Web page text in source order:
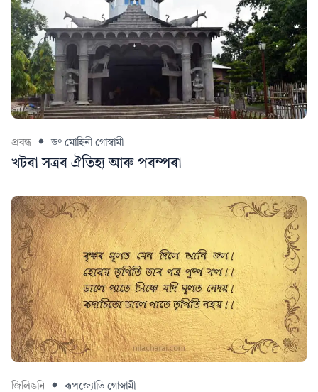
প্ৰবন্ধ ড° মোহিনী গোস্বামী
খটৰা সত্ৰৰ ঐতিহ্য আৰু পৰম্পৰা
জিলিঙনি ৰূপজ্যোতি গোস্বামী